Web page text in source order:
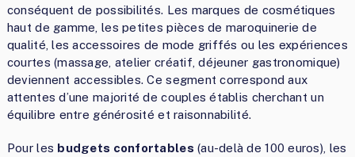
conséquent de possibilités. Les marques de cosmétiques
haut de gamme, les petites pièces de maroquinerie de
qualité, les accessoires de mode griffés ou les expériences
courtes (massage, atelier créatif, déjeuner gastronomique)
deviennent accessibles. Ce segment correspond aux
attentes d’une majorité de couples établis cherchant un
équilibre entre générosité et raisonnabilité.
Pour les budgets confortables (au-delà de 100 euros), les